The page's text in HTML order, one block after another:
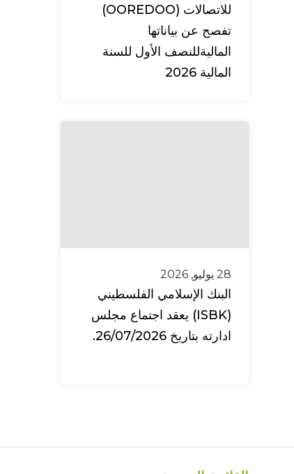
للاتصالات (OOREDOO)
تفصح عن بياناتها
الماليةللنصف الأول للسنة
المالية 2026
28 يوليو, 2026
البنك الإسلامي الفلسطيني
(ISBK) يعقد اجتماع مجلس
ادارته بتاريخ 26/07/2026.